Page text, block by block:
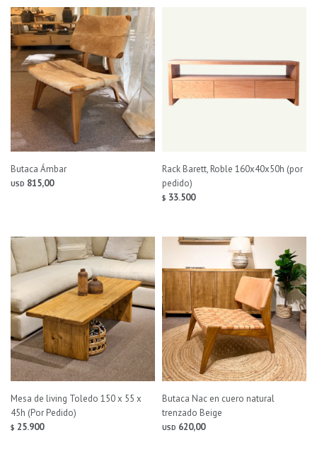
Butaca Ámbar
USD 815,00
Rack Barett, Roble 160x40x50h (por
pedido)
$ 33.500
Mesa de living Toledo 150 x 55 x
45h (Por Pedido)
$ 25.900
Butaca Nac en cuero natural
trenzado Beige
USD 620,00